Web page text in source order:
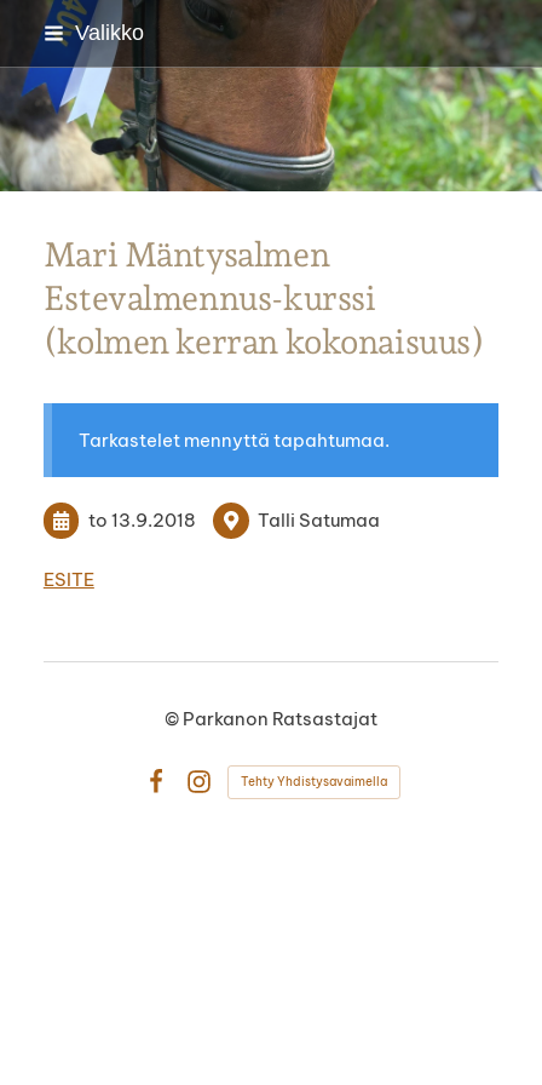
Siirry
sivun
sisältöön
Valikko
Parkanon Ratsastajat
Mari Mäntysalmen
Estevalmennus-kurssi
(kolmen kerran kokonaisuus)
Tarkastelet mennyttä tapahtumaa.
to 13.9.2018 Talli Satumaa
ESITE
© Parkanon Ratsastajat
Tehty Yhdistysavaimella